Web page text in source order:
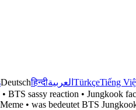
Deutschहिन्दीالعربية TürkçeTiếng
sassy reaction • Jungkook
• was bedeutet BTS